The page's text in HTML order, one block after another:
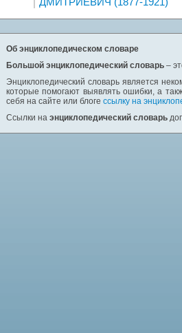
Об энциклопедическом словаре
Большой энциклопедический словарь –
Энциклопедический словарь является
которые помогают выявлять ошибки, а
себя на сайте или блоге ссылку на
Ссылки на энциклопедический словарь